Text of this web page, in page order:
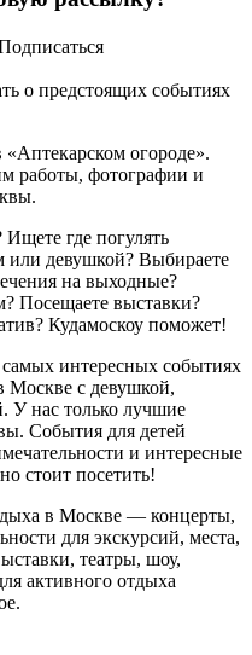
о предстоящих событиях
огороде».
работы, фотографии и
Ищете где погулять
или девушкой? Выбираете
на выходные?
Посещаете выставки?
Кудамоскоу поможет!
интересных событиях
Москве с девушкой,
У нас только лучшие
События для детей
и интересные
стоит посетить!
в Москве — концерты,
для экскурсий, места,
театры, шоу,
активного отдыха